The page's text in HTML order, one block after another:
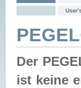
Der
ist keine